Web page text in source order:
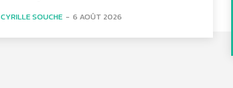
CYRILLE SOUCHE - 6 AOÛT 2026